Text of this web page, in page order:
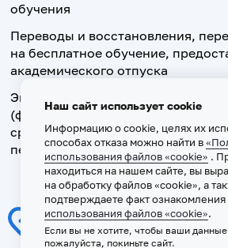
обучения
Переводы и восстановления,
на бесплатное обучение,
академического отпуска
Экзамен по допуску к
(фармацевтической)
среднего медицинского
персонала
Наш сайт использует cookie
Информацию о cookie, целях их
способах отказа можно найти в
использования файлов «cookie» .
находиться на нашем сайте, вы
на обработку файлов «cookie», а
подтверждаете факт ознакомления
использования файлов «cookie».
Если вы не хотите, чтобы ваши
пожалуйста, покиньте сайт.